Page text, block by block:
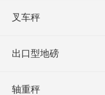
叉车秤
出口型地磅
轴重秤